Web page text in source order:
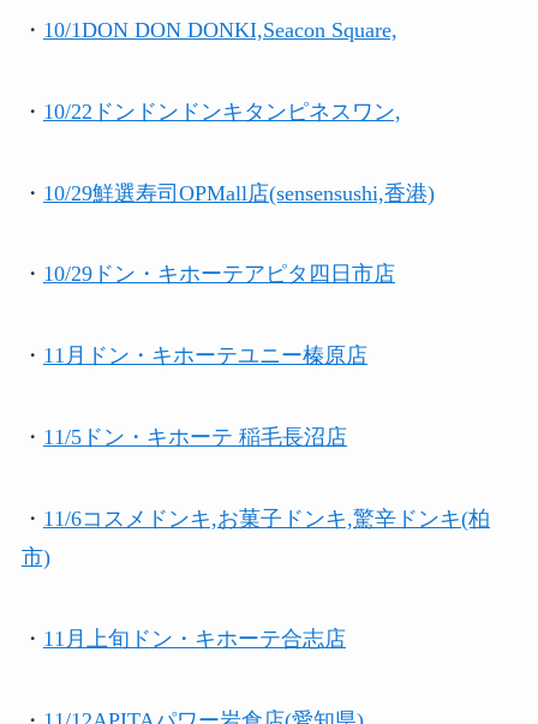
・ 10/1DON DON DONKI,Seacon Square,
・ 10/22ドンドンドンキタンピネスワン,
・ 10/29鮮選寿司OPMall店(sensensushi,香港)
・ 10/29ドン・キホーテアピタ四日市店
・ 11月ドン・キホーテユニー榛原店
・ 11/5ドン・キホーテ 稲毛長沼店
・ 11/6コスメドンキ,お菓子ドンキ,驚辛ドンキ(柏
市)
・ 11月上旬 ドン・キホーテ合志店